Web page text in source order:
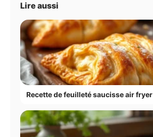
Lire aussi
Recette de feuilleté saucisse air fryer